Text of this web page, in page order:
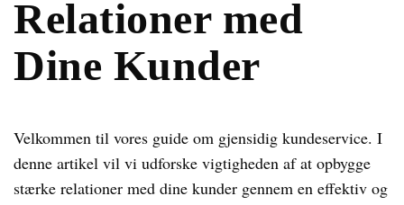
Relationer med
Dine Kunder
Velkommen til vores guide om gjensidig kundeservice. I
denne artikel vil vi udforske vigtigheden af at opbygge
stærke relationer med dine kunder gennem en effektiv og